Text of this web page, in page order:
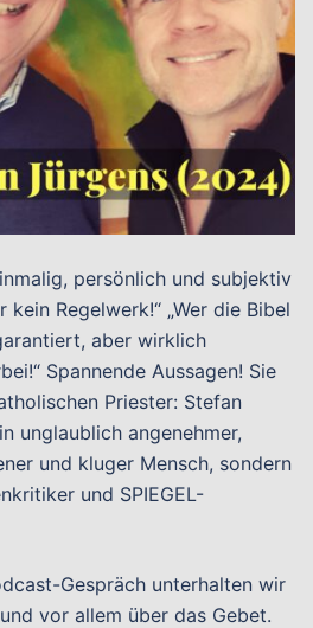
persönlich und subjektiv
Regelwerk!“ „Wer die Bibel
aber wirklich
Spannende Aussagen! Sie
Priester: Stefan
unglaublich angenehmer,
und kluger Mensch, sondern
und SPIEGEL-
Gespräch unterhalten wir
vor allem über das Gebet.